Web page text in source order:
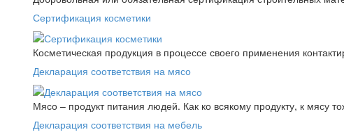
Сертификация косметики
Косметическая продукция в процессе своего применения
Декларация соответствия на мясо
Мясо – продукт питания людей. Как ко всякому продукту, к мясу
Декларация соответствия на мебель